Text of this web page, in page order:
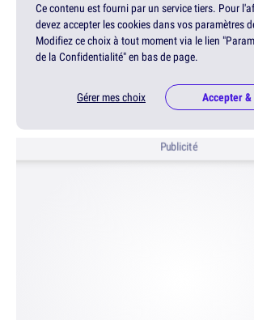
Ce contenu est fourni par un service tiers. Pour
devez accepter les cookies dans vos paramètres
Modifiez ce choix à tout moment via le lien
de la Confidentialité" en bas de page.
Gérer mes choix Accepter
Publicité